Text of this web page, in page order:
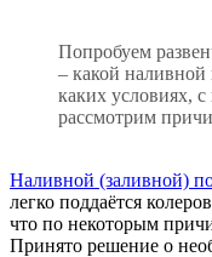
Попробуем
– какой
каких условиях,
рассмотрим
Наливной (заливной)
легко поддаётся
что по некоторым
Принято решение о